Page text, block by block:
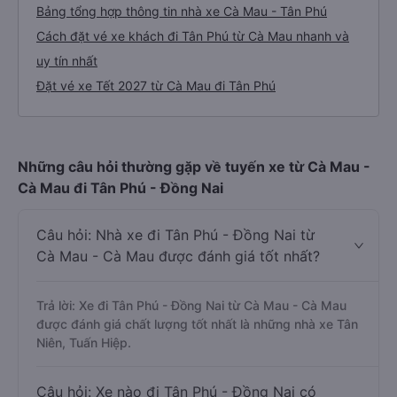
Bảng tổng hợp thông tin nhà xe Cà Mau - Tân Phú
Cách đặt vé xe khách đi Tân Phú từ Cà Mau nhanh và
uy tín nhất
Đặt vé xe Tết 2027 từ Cà Mau đi Tân Phú
Những câu hỏi thường gặp về tuyến xe từ Cà Mau -
Cà Mau đi Tân Phú - Đồng Nai
Câu hỏi: Nhà xe đi Tân Phú - Đồng Nai từ
Cà Mau - Cà Mau được đánh giá tốt nhất?
Trả lời: Xe đi Tân Phú - Đồng Nai từ Cà Mau - Cà Mau
được đánh giá chất lượng tốt nhất là những nhà xe Tân
Niên, Tuấn Hiệp.
Câu hỏi: Xe nào đi Tân Phú - Đồng Nai có